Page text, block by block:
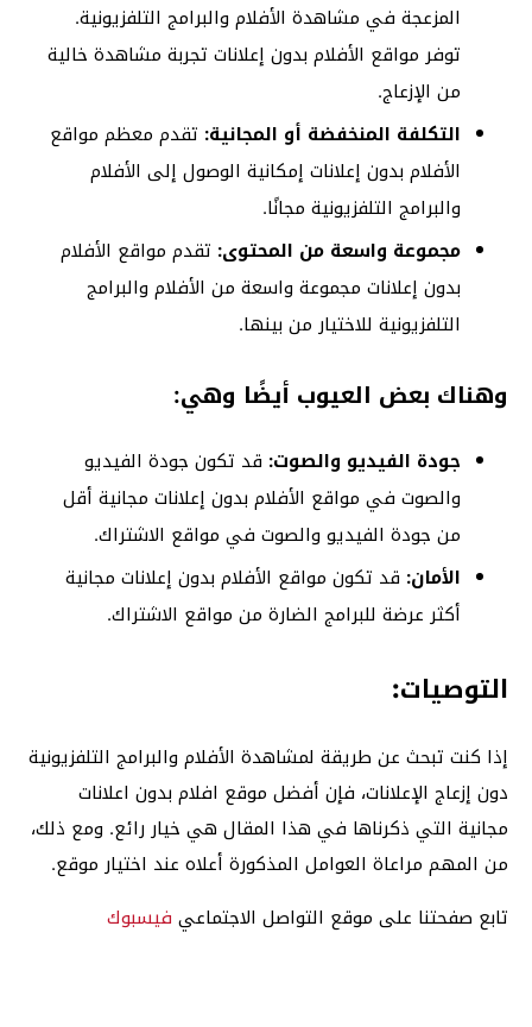
المزعجة في مشاهدة الأفلام والبرامج التلفزيونية.
توفر مواقع الأفلام بدون إعلانات تجربة مشاهدة خالية
من الإزعاج.
التكلفة المنخفضة أو المجانية: تقدم معظم مواقع
الأفلام بدون إعلانات إمكانية الوصول إلى الأفلام
والبرامج التلفزيونية مجانًا.
مجموعة واسعة من المحتوى: تقدم مواقع الأفلام
بدون إعلانات مجموعة واسعة من الأفلام والبرامج
التلفزيونية للاختيار من بينها.
وهناك بعض العيوب أيضًا وهي:
جودة الفيديو والصوت: قد تكون جودة الفيديو
والصوت في مواقع الأفلام بدون إعلانات مجانية أقل
من جودة الفيديو والصوت في مواقع الاشتراك.
الأمان: قد تكون مواقع الأفلام بدون إعلانات مجانية
أكثر عرضة للبرامج الضارة من مواقع الاشتراك.
التوصيات:
إذا كنت تبحث عن طريقة لمشاهدة الأفلام والبرامج التلفزيونية
دون إزعاج الإعلانات، فإن أفضل موقع افلام بدون اعلانات
مجانية التي ذكرناها في هذا المقال هي خيار رائع. ومع ذلك،
من المهم مراعاة العوامل المذكورة أعلاه عند اختيار موقع.
تابع صفحتنا على موقع التواصل الاجتماعي فيسبوك